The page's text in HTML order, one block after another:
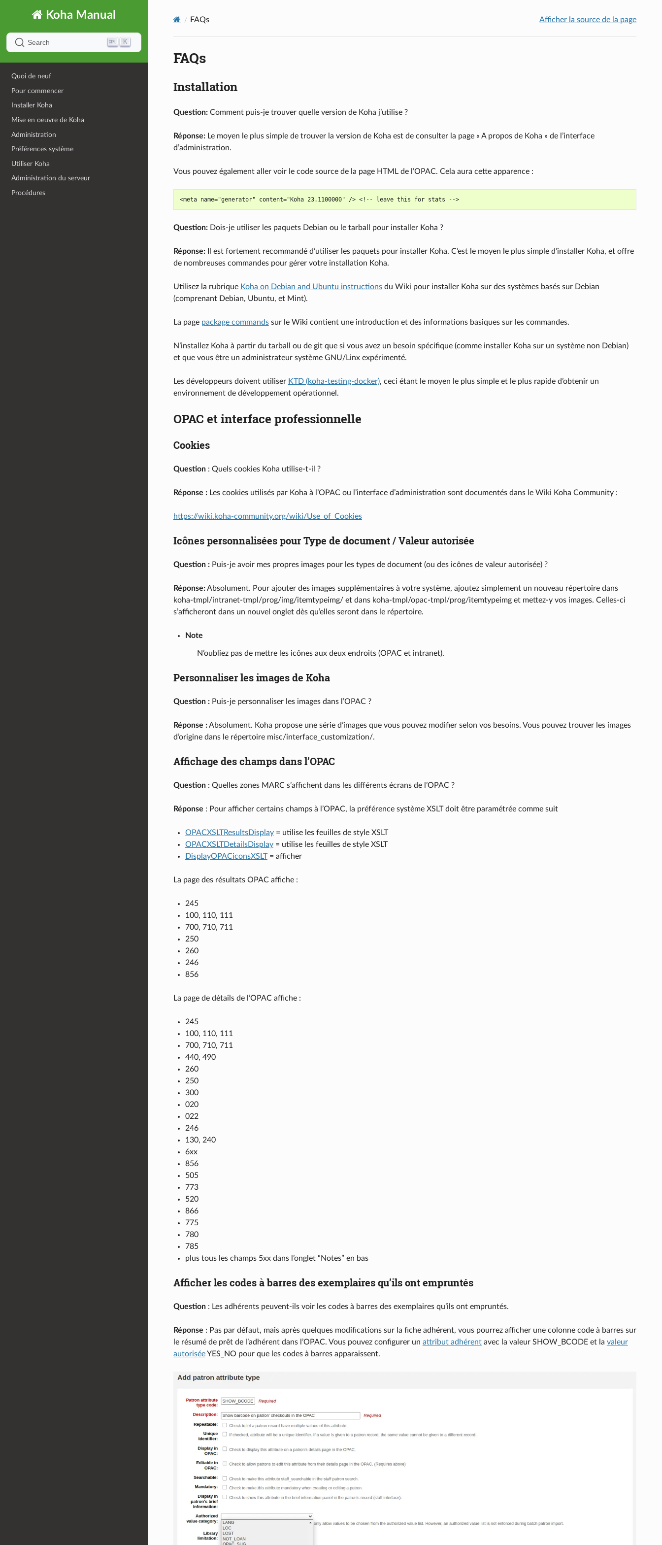
Koha Manual
Search K
Quoi de neuf
Pour commencer
Installer Koha
Mise en oeuvre de Koha
Administration
Préférences système
Utiliser Koha
Administration du serveur
Procédures
FAQs Afficher la source de la page
FAQs
Installation
Question:Comment puis-je trouver quelle version de Koha j’utilise ?
Réponse:Le moyen le plus simple de trouver la version de Koha est de consulter la page « A propos de Koha » de l’interface
d’administration.
Vous pouvez également aller voir le code source de la page HTML de l’OPAC. Cela aura cette apparence :
<meta name="generator" content="Koha 23.1100000" /> <!-- leave this for stats -->
Question:Dois-je utiliser les paquets Debian ou le tarball pour installer Koha ?
Réponse:Il est fortement recommandé d’utiliser les paquets pour installer Koha. C’est le moyen le plus simple d’installer Koha, et offre
de nombreuses commandes pour gérer votre installation Koha.
Utilisez la rubrique Koha on Debian and Ubuntu instructionsdu Wiki pour installer Koha sur des systèmes basés sur Debian
(comprenant Debian, Ubuntu, et Mint).
La page package commandssur le Wiki contient une introduction et des informations basiques sur les commandes.
N’installez Koha à partir du tarball ou de git que si vous avez un besoin spécifique (comme installer Koha sur un système non Debian)
et que vous être un administrateur système GNU/Linx expérimenté.
Les développeurs doivent utiliser KTD (koha-testing-docker), ceci étant le moyen le plus simple et le plus rapide d’obtenir un
environnement de développement opérationnel.
OPAC et interface professionnelle
Cookies
Question: Quels cookies Koha utilise-t-il ?
Réponse :Les cookies utilisés par Koha à l’OPAC ou l’interface d’administration sont documentés dans le Wiki Koha Community :
https://wiki.koha-community.org/wiki/Use_of_Cookies
Icônes personnalisées pour Type de document / Valeur autorisée
Question :Puis-je avoir mes propres images pour les types de document (ou des icônes de valeur autorisée) ?
Réponse:Absolument. Pour ajouter des images supplémentaires à votre système, ajoutez simplement un nouveau répertoire dans
koha-tmpl/intranet-tmpl/prog/img/itemtypeimg/ et dans koha-tmpl/opac-tmpl/prog/itemtypeimg et mettez-y vos images. Celles-ci
s’afficheront dans un nouvel onglet dès qu’elles seront dans le répertoire.
Note
N’oubliez pas de mettre les icônes aux deux endroits (OPAC et intranet).
Personnaliser les images de Koha
Question :Puis-je personnaliser les images dans l’OPAC ?
Réponse :Absolument. Koha propose une série d’images que vous pouvez modifier selon vos besoins. Vous pouvez trouver les images
d’origine dans le répertoire misc/interface_customization/.
Affichage des champs dans l’OPAC
Question: Quelles zones MARC s’affichent dans les différents écrans de l’OPAC ?
Réponse : Pour afficher certains champs à l’OPAC, la préférence système XSLT doit être paramétrée comme suit
OPACXSLTResultsDisplay= utilise les feuilles de style XSLT
OPACXSLTDetailsDisplay= utilise les feuilles de style XSLT
DisplayOPACiconsXSLT= afficher
La page des résultats OPAC affiche :
245
100, 110, 111
700, 710, 711
250
260
246
856
La page de détails de l’OPAC affiche :
245
100, 110, 111
700, 710, 711
440, 490
260
250
300
020
022
246
130, 240
6xx
856
505
773
520
866
775
780
785
plus tous les champs 5xx dans l’onglet “Notes” en bas
Afficher les codes à barres des exemplaires qu’ils ont empruntés
Question: Les adhérents peuvent-ils voir les codes à barres des exemplaires qu’ils ont empruntés.
Réponse : Pas par défaut, mais après quelques modifications sur la fiche adhérent, vous pourrez afficher une colonne code à barres sur
le résumé de prêt de l’adhérent dans l’OPAC. Vous pouvez configurer un attribut adhérentavec la valeur SHOW_BCODE et la valeur
autoriséeYES_NO pour que les codes à barres apparaissent.